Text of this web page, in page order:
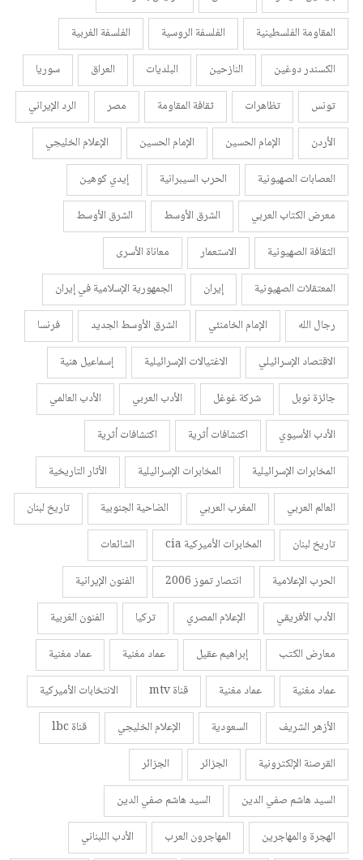
المقاومة الفلسطينية
الفلسفة الروسية
الفلسفة الغربية
الكسندر دوغين
النازحين البلديات العراق
سوريا
تونس
تظاهرات ثقافة المقاومة مصر
الرد الإيراني
الأردن
الإمام الحسين الإمام الحسين
الإعلام الخليجي
العصابات الصهيونية
الحرب السيبرانية
إيدي كوهين
معرض الكتاب العربي
الشرق الأوسط
الشرق الأوسط
الثقافة الصهيونية
الاستعمار
معاناة الأسرى
المعتقلات الصهيونية
إيران
الجمهورية الإسلامية في إيران
رجال الله
الإمام الخامنئي الشرق الأوسط الجديد
فرنسا
الاقتصاد الإسرائيلي
الاغتيالات الإسرائيلية
إسماعيل هنية
جائزة نوبل
شركة غوغل الأدب العربي
الأدب العالمي
الأدب الأسيوي
اكتشافات أثرية
اكتشافات أثرية
المخابرات الإسرائيلية
المخابرات الإسرائيلية
الأثار التاريخية
العالم العربي
المغرب العربي الضاحية الجنوبية
تاريخ لبنان
تاريخ لبنان
المخابرات الأميركية cia
الشائعات
الحرب الإعلامية
انتصار تموز 2006
الفنون الإيرانية
الأدب الأفريقي
الإعلام المصري تركيا
الفنون الغربية
معارض الكتب
إبراهيم عقيل عماد مغنية
عماد مغنية
عماد مغنية
عماد مغنية قناة mtv
الانتخابات الأميركية
الأزهر الشريف
السعودية الإعلام الخليجي
قناة lbc
القرصنة الإلكترونية
الجزائر
الجزائر
السيد هاشم صفي الدين
السيد هاشم صفي الدين
الهجرة والمهاجرين
المهاجرون العرب
الأدب اللبناني